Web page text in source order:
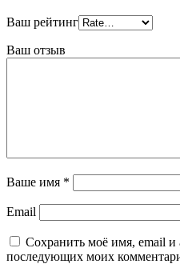
Ваш рейтинг
Ваш отзыв
Ваше имя *
Email
Сохранить моё имя, email и
последующих моих